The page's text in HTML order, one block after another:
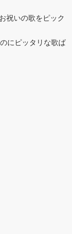
祝いの歌をピック
にピッタリな歌ば